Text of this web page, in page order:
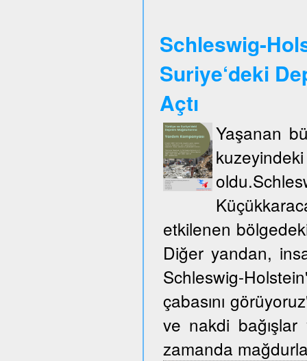
Schleswig-
Suriye‘deki
Açtı
Yaşanan
etkilenen
Diğer yandan,
Schleswig-
çabasını
ve nakdi bağışlar
zamanda